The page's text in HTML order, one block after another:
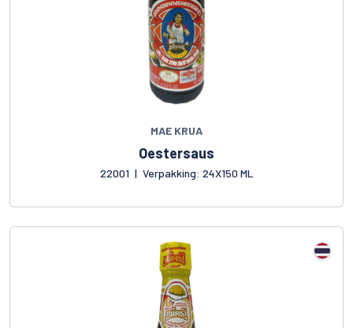
MAE KRUA
Oestersaus
22001 | Verpakking: 24X150 ML